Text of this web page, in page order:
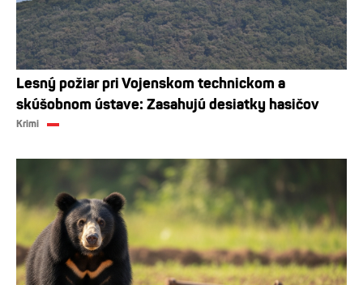
Lesný požiar pri Vojenskom technickom a
skúšobnom ústave: Zasahujú desiatky hasičov
Krimi